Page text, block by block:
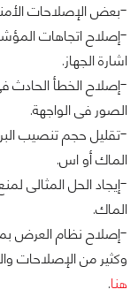
-بعض الإصلاحات
-إصلاح اتجاهات
اشارة الجهاز.
-إصلاح الخطأ الحادث
الصور فى الواجهة.
الماك أو اس.
-إيجاد الحل المثالى
الماك.
-إصلاح نظام العرض بملئ
وكثير من الإصلاحات
هنا.